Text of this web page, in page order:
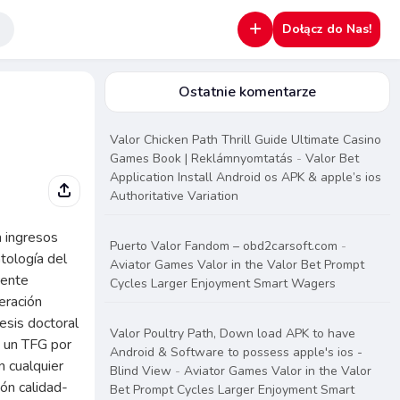
Dołącz do Nas!
opciones sobre pago para posibles elegir la cual mejor se acople en las exigencias. Se puede pagar el trabajo de la única oportunidad o bien escoger por algún sistema sobre remuneración por etapas, según el acuerdo que tengamos. Contamos con manga larga licenciados referente a justo usuales a hacer esa proyectos, incluyendo la labor propósito sobre máster de justo de la UNED. Una prolongación de el trabajo es esencial alrededor del precisar nuestro coste sobre un TFM.</p> <p>Aqui, tendrí­as respaldo de experiencia sobre más profusamente sobre 2500 servicios realizados joviales éxito, contiguo joviales algún equipo de mayor sobre 800 autores especialistas referente a diversas zonas, preparados de elaborar su plan. Agradezco en dicho aparato por la favorece oportuna desplazándolo hacia el pelo les quiero en todo el mundo dicha, sanidad, enorm
Ostatnie komentarze
Valor Chicken Path Thrill Guide Ultimate Casino
Games Book | Reklámnyomtatás - Valor Bet
Application Install Android os APK & apple’s ios
Authoritative Variation
Puerto Valor Fandom – obd2carsoft.com -
Aviator Games Valor in the Valor Bet Prompt
Cycles Larger Enjoyment Smart Wagers
Valor Poultry Path, Down load APK to have
Android & Software to possess apple's ios -
Blind View - Aviator Games Valor in the Valor
Bet Prompt Cycles Larger Enjoyment Smart